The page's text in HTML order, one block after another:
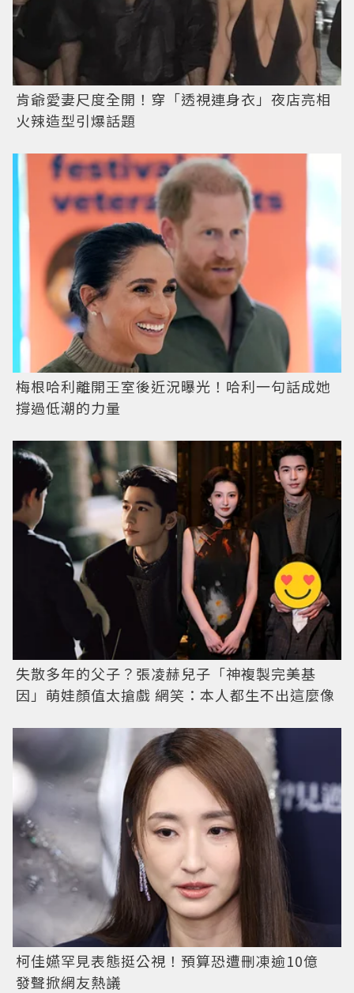
肯爺愛妻尺度全開！穿「透視連身衣」夜店亮相
火辣造型引爆話題
梅根哈利離開王室後近況曝光！哈利一句話成她
撐過低潮的力量
失散多年的父子？張凌赫兒子「神複製完美基
因」萌娃顏值太搶戲 網笑：本人都生不出這麼像
柯佳嬿罕見表態挺公視！預算恐遭刪凍逾10億
發聲掀網友熱議